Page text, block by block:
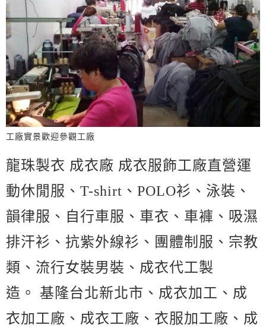
工廠實景歡迎參觀工廠
龍珠製衣 成衣廠 成衣服飾工廠直營運
動休閒服、T-shirt、POLO衫、泳裝、
韻律服、自行車服、車衣、車褲、吸濕
排汗衫、抗紫外線衫、團體制服、宗教
類、流行女裝男裝、成衣代工製
造。 基隆台北新北市、成衣加工、成
衣加工廠、成衣工廠、衣服加工廠、成